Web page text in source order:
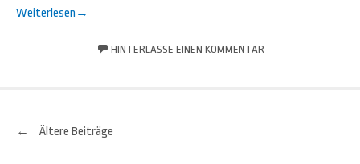
Weiterlesen →
HINTERLASSE EINEN KOMMENTAR
Beitrags-
← Ältere Beiträge